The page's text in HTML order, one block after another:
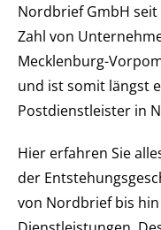
Nordbrief GmbH
Zahl von
Mecklenburg-
und ist somit längst
Postdienstleister in
Hier erfahren Sie
der
von Nordbrief bis